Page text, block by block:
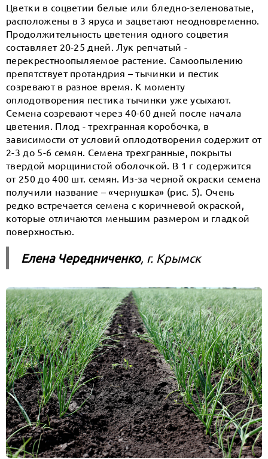
Цветки в соцветии белые или бледно-зеленоватые,
расположены в 3 яруса и зацветают неодновременно.
Продолжительность цветения одного соцветия
составляет 20-25 дней. Лук репчатый -
перекрестноопыляемое растение. Самоопылению
препятствует протандрия – тычинки и пестик
созревают в разное время. К моменту
оплодотворения пестика тычинки уже усыхают.
Семена созревают через 40-60 дней после начала
цветения. Плод - трехгранная коробочка, в
зависимости от условий оплодотворения содержит от
2-3 до 5-6 семян. Семена трехгранные, покрыты
твердой морщинистой оболочкой. В 1 г содержится
от 250 до 400 шт. семян. Из-за черной окраски семена
получили название – «чернушка» (рис. 5). Очень
редко встречается семена с коричневой окраской,
которые отличаются меньшим размером и гладкой
поверхностью.
Елена Чередниченко, г. Крымск